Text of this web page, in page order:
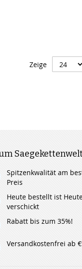
Zeige
Spitzenkwalität am
Preis
Heute bestellt ist
verschickt
Rabatt bis zum 35%!
Versandkostenfrei ab